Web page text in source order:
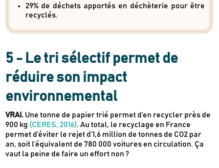
responsables
Des conseils et des décryptages pour mieux
Nos dernières actus & codes promo
& recettesapprouvés par Le Kaba !
29% de déchets apportés en déchèterie pour être
recyclés.
5 - Le tri sélectif permet de
réduire son impact
environnemental
VRAI. Une tonne de papier trié permet d’en recycler près de
900 kg (CERES, 2016). Au total, le recyclage en France
permet d’éviter le rejet d’1,6 million de tonnes de CO2 par
an, soit l’équivalent de 780 000 voitures en circulation. Ça
vaut la peine de faire un effort non ?